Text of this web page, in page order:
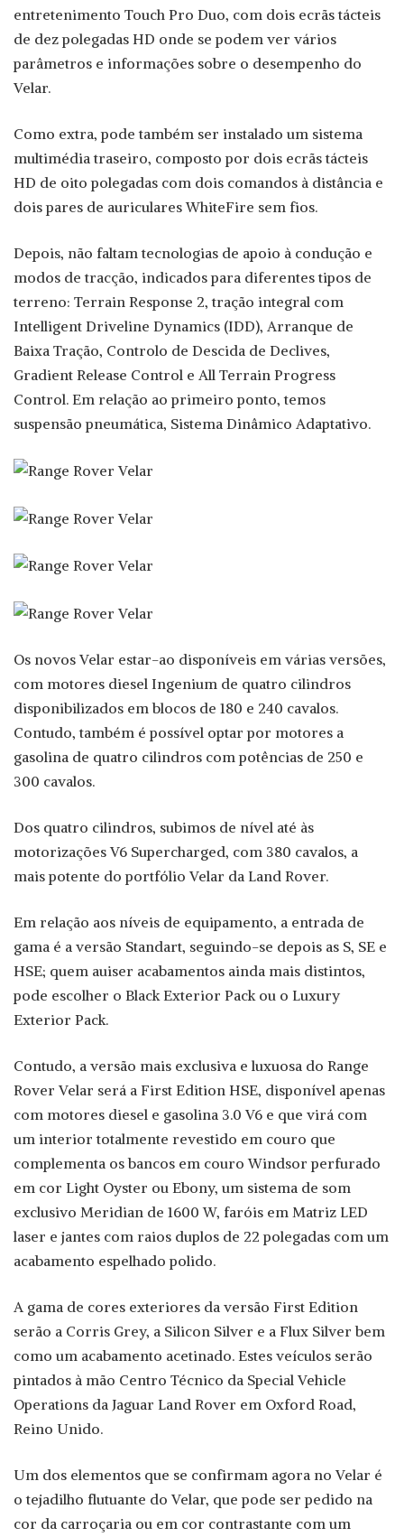
entretenimento Touch Pro Duo, com dois ecrãs tácteis
de dez polegadas HD onde se podem ver vários
parâmetros e informações sobre o desempenho do
Velar.
Como extra, pode também ser instalado um sistema
multimédia traseiro, composto por dois ecrãs tácteis
HD de oito polegadas com dois comandos à distância e
dois pares de auriculares WhiteFire sem fios.
Depois, não faltam tecnologias de apoio à condução e
modos de tracção, indicados para diferentes tipos de
terreno: Terrain Response 2, tração integral com
Intelligent Driveline Dynamics (IDD), Arranque de
Baixa Tração, Controlo de Descida de Declives,
Gradient Release Control e All Terrain Progress
Control. Em relação ao primeiro ponto, temos
suspensão pneumática, Sistema Dinâmico Adaptativo.
Os novos Velar estar-ao disponíveis em várias versões,
com motores diesel Ingenium de quatro cilindros
disponibilizados em blocos de 180 e 240 cavalos.
Contudo, também é possível optar por motores a
gasolina de quatro cilindros com potências de 250 e
300 cavalos.
Dos quatro cilindros, subimos de nível até às
motorizações V6 Supercharged, com 380 cavalos, a
mais potente do portfólio Velar da Land Rover.
Em relação aos níveis de equipamento, a entrada de
gama é a versão Standart, seguindo-se depois as S, SE e
HSE; quem auiser acabamentos ainda mais distintos,
pode escolher o Black Exterior Pack ou o Luxury
Exterior Pack.
Contudo, a versão mais exclusiva e luxuosa do Range
Rover Velar será a First Edition HSE, disponível apenas
com motores diesel e gasolina 3.0 V6 e que virá com
um interior totalmente revestido em couro que
complementa os bancos em couro Windsor perfurado
em cor Light Oyster ou Ebony, um sistema de som
exclusivo Meridian de 1600 W, faróis em Matriz LED
laser e jantes com raios duplos de 22 polegadas com um
acabamento espelhado polido.
A gama de cores exteriores da versão First Edition
serão a Corris Grey, a Silicon Silver e a Flux Silver bem
como um acabamento acetinado. Estes veículos serão
pintados à mão Centro Técnico da Special Vehicle
Operations da Jaguar Land Rover em Oxford Road,
Reino Unido.
Um dos elementos que se confirmam agora no Velar é
o tejadilho flutuante do Velar, que pode ser pedido na
cor da carroçaria ou em cor contrastante com um